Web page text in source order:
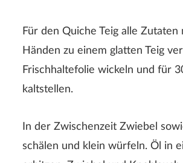
Für den Quiche Teig alle Zutaten
Händen zu einem glatten Teig
Frischhaltefolie wickeln und für
kaltstellen.
In der Zwischenzeit Zwiebel
schälen und klein würfeln. Öl in